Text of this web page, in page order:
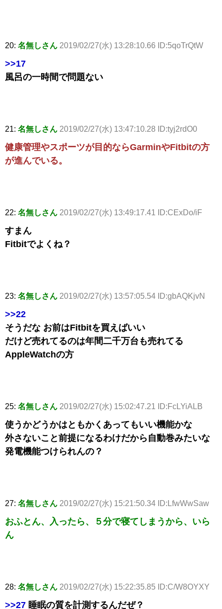
20: 名無しさん 2019/02/27(水) 13:28:10.66 ID:5qoTrQtW
>>17
風呂の一時間で問題ない
21: 名無しさん 2019/02/27(水) 13:47:10.28 ID:tyj2rdO0
健康管理やスポーツが目的ならGarminやFitbitの方
が進んでいる。
22: 名無しさん 2019/02/27(水) 13:49:17.41 ID:CExDo/iF
すまん
Fitbitでよくね？
23: 名無しさん 2019/02/27(水) 13:57:05.54 ID:gbAQKjvN
>>22
そうだな お前はFitbitを買えばいい
だけど売れてるのは年間二千万台も売れてる
AppleWatchの方
25: 名無しさん 2019/02/27(水) 15:02:47.21 ID:FcLYiALB
使うかどうかはともかくあってもいい機能かな
外さないこと前提になるわけだから自動巻みたいな
発電機能つけられんの？
27: 名無しさん 2019/02/27(水) 15:21:50.34 ID:LfwWwSaw
おふとん、入ったら、５分で寝てしまうから、いら
ん
28: 名無しさん 2019/02/27(水) 15:22:35.85 ID:C/W8OYXY
>>27 睡眠の質を計測するんだぜ？